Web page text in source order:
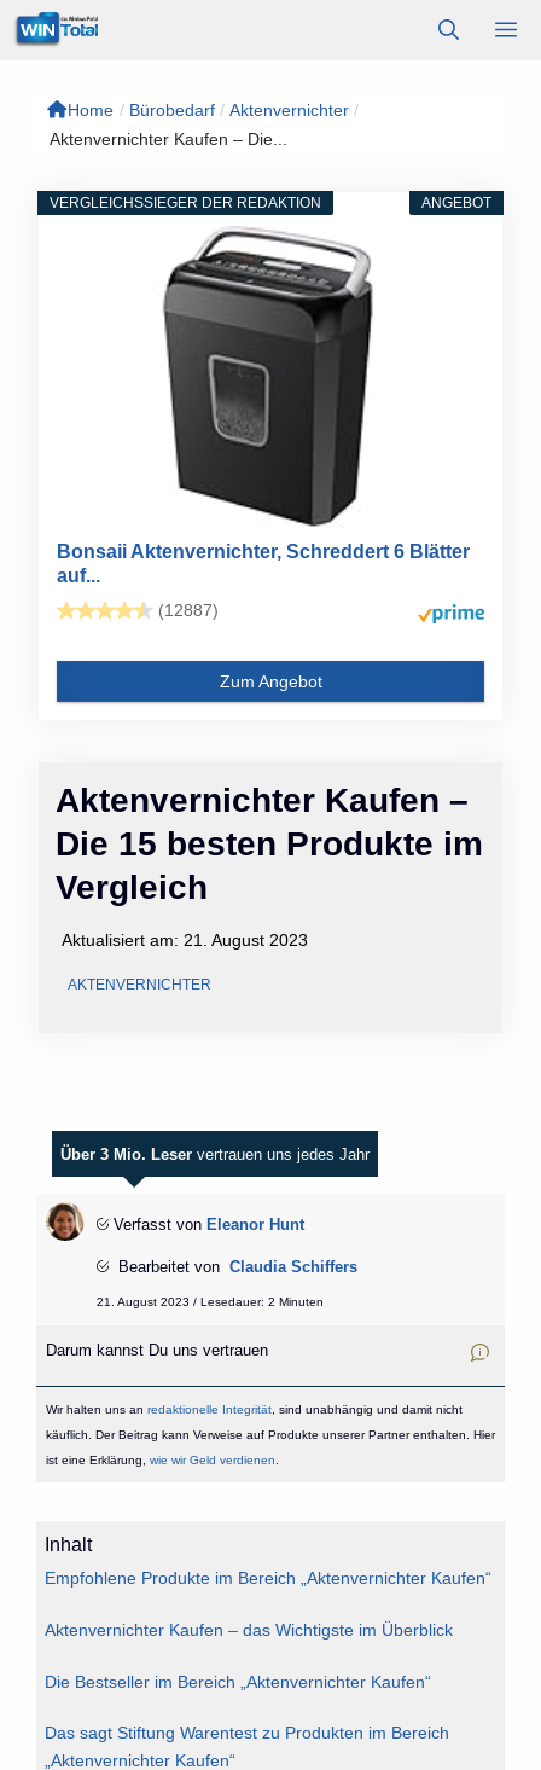
Zum
Inhalt
Home / Bürobedarf / Aktenvernichter /
Aktenvernichter Kaufen – Die...
Aktenvernichter Kaufen –
Die 15 besten Produkte im
Vergleich
Aktualisiert am: 21. August 2023
AKTENVERNICHTER
ANGEBOT
VERGLEICHSSIEGER DER REDAKTION
Bonsaii Aktenvernichter, Schreddert 6 Blätter
auf...
(12887)
Zum Angebot
Über 3 Mio. Leser vertrauen uns jedes Jahr
Verfasst von Eleanor Hunt
Bearbeitet von Claudia Schiffers
21. August 2023 / Lesedauer: 2 Minuten
Darum kannst Du uns vertrauen
Wir halten uns an redaktionelle Integrität, sind unabhängig und damit nicht
käuflich. Der Beitrag kann Verweise auf Produkte unserer Partner enthalten. Hier
ist eine Erklärung, wie wir Geld verdienen
Inhalt
Empfohlene Produkte im Bereich „Aktenvernichter Kaufen“
Aktenvernichter Kaufen – das Wichtigste im Überblick
Die Bestseller im Bereich „Aktenvernichter Kaufen“
Das sagt Stiftung Warentest zu Produkten im Bereich
„Aktenvernichter Kaufen“